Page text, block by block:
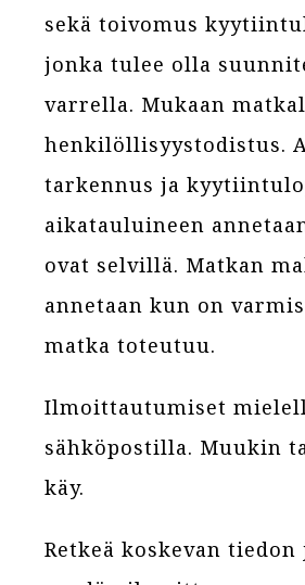
sekä toivomus
jonka tulee olla
varrella. Mukaan
henkilöllisyystodistus.
tarkennus ja
aikatauluineen
ovat selvillä. Matkan
annetaan kun on
matka toteutuu.
Ilmoittautumiset
sähköpostilla. Muukin
käy.
Retkeä koskevan